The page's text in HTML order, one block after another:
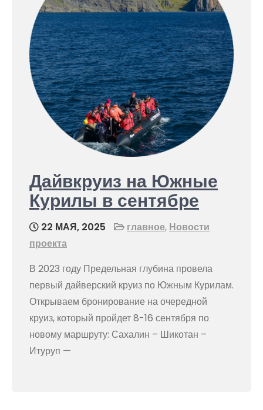
Дайвкруиз на Южные
Курилы в сентябре
22 МАЯ, 2025 главное, Новости
проекта
В 2023 году Предельная глубина провела
первый дайверский круиз по Южным Курилам.
Открываем бронирование на очередной
круиз, который пройдет 8-16 сентября по
новому маршруту: Сахалин – Шикотан –
Итуруп —